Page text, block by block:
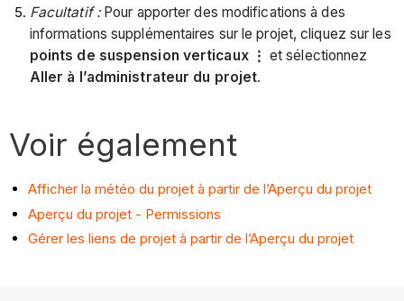
Facultatif :Pour apporter des modifications à des
informations supplémentaires sur le projet, cliquez sur les
points de suspension verticaux
et sélectionnez
Aller à l’administrateur du projet.
Voir également
Afficher la météo du projet à partir de l’Aperçu du projet
Aperçu du projet - Permissions
Gérer les liens de projet à partir de l’Aperçu du projet